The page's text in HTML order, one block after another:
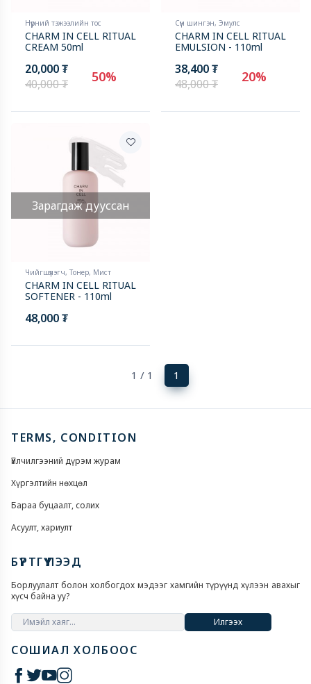
Нүүрний тэжээлийн тос
CHARM IN CELL RITUAL
CREAM 50ml
20,000 ₮
40,000 ₮
50%
Сүүн шингэн, Эмулс
CHARM IN CELL RITUAL
EMULSION - 110ml
38,400 ₮
48,000 ₮
20%
Зарагдаж дууссан
Чийгшүүлэгч, Тонер, Мист
CHARM IN CELL RITUAL
SOFTENER - 110ml
48,000 ₮
1 / 1 1
TERMS, CONDITION
Үйлчилгээний дүрэм журам
Хүргэлтийн нөхцөл
Бараа буцаалт, солих
Асуулт, хариулт
БҮРТГҮҮЛЭЭД
Борлуулалт болон холбогдох мэдээг хамгийн түрүүнд хүлээн авахыг
хүсч байна уу?
Илгээх
СОШИАЛ ХОЛБООС